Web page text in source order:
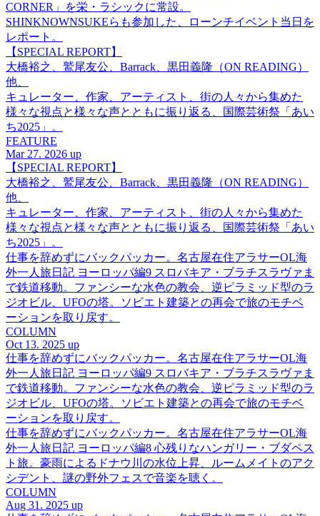
CORNER」を栄・ラシックに常設。
SHINKNOWNSUKEらも参加した、ローンチイベント当日を
レポート。
【SPECIAL REPORT】
大橋裕之、鷲尾友公、Barrack、黒田義隆（ON READING）
他、
キュレーター、作家、アーティスト、街の人々から集めた
様々な視点と様々な声とともに振り返る、国際芸術祭「あい
ち2025」。
FEATURE
Mar 27. 2026 up
【SPECIAL REPORT】
大橋裕之、鷲尾友公、Barrack、黒田義隆（ON READING）
他、
キュレーター、作家、アーティスト、街の人々から集めた
様々な視点と様々な声とともに振り返る、国際芸術祭「あい
ち2025」。
仕事を辞めずにバックパッカー。名古屋在住アラサーOL海
外一人旅日記 ヨーロッパ編9 スロバキア・ブラチスラヴァま
で鉄道移動。ファンシーな水色の教会、逆ピラミッド型のラ
ジオビル、UFOの塔。ソビエト建築との再会で旅のモチベ
ーションを取り戻す。
COLUMN
Oct 13. 2025 up
仕事を辞めずにバックパッカー。名古屋在住アラサーOL海
外一人旅日記 ヨーロッパ編9 スロバキア・ブラチスラヴァま
で鉄道移動。ファンシーな水色の教会、逆ピラミッド型のラ
ジオビル、UFOの塔。ソビエト建築との再会で旅のモチベ
ーションを取り戻す。
仕事を辞めずにバックパッカー。名古屋在住アラサーOL海
外一人旅日記 ヨーロッパ編8 心残りなハンガリー・ブダペス
ト旅。豪雨によるドナウ川の水位上昇、ルームメイトのアク
シデント、謎の野外フェスで音楽を聴く。
COLUMN
Aug 31. 2025 up